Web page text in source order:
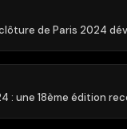
de Paris 2024
: une 18ème édition